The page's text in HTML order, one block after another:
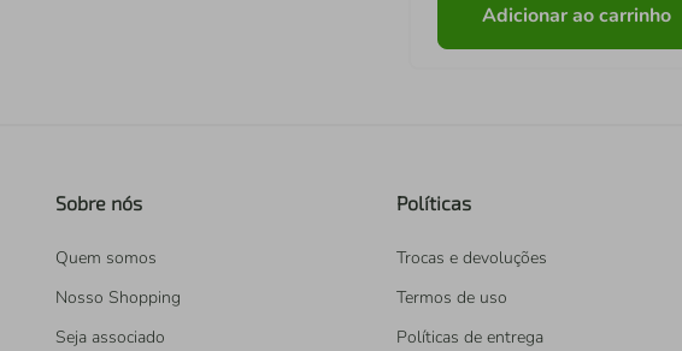
Adicionar ao carrinho
Sobre nós
Quem somos
Nosso Shopping
Seja associado
Políticas
Trocas e devoluções
Termos de uso
Políticas de entrega